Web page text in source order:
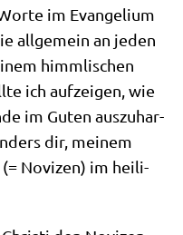
im Evan­ge­li­um
all­ge­mein an jeden
himm­li­schen
ich auf­zei­gen, wie
im Guten aus­zu­har­
dir, mei­nem
(= Novi­zen) im hei­li­